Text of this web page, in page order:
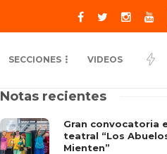
SECCIONES VIDEOS
Notas recientes
Gran convocatoria
teatral “Los
Mienten”